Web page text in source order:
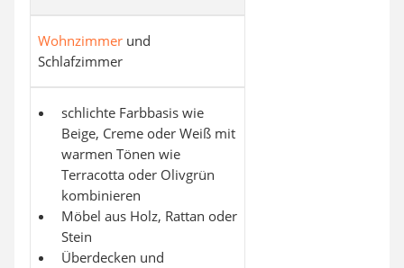
Wohnzimmer und
Schlafzimmer
schlichte Farbbasis wie
Beige, Creme oder Weiß mit
warmen Tönen wie
Terracotta oder Olivgrün
kombinieren
Möbel aus Holz, Rattan oder
Stein
Überdecken und